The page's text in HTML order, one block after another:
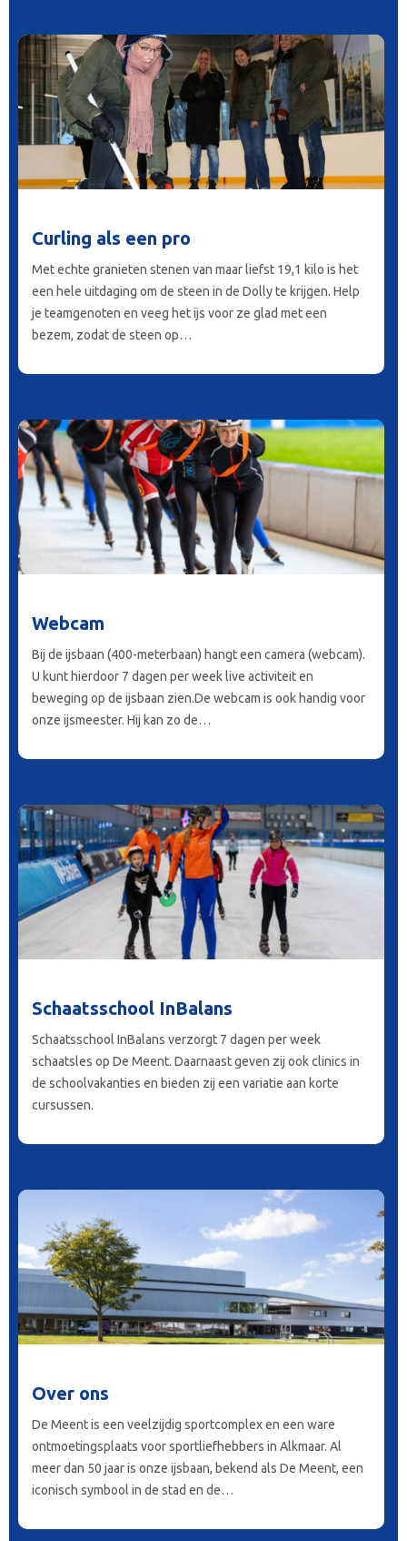
Curling als een pro
Met echte granieten stenen van maar liefst 19,1 kilo is het
een hele uitdaging om de steen in de Dolly te krijgen. Help
je teamgenoten en veeg het ijs voor ze glad met een
bezem, zodat de steen op…
Webcam
Bij de ijsbaan (400-meterbaan) hangt een camera (webcam).
U kunt hierdoor 7 dagen per week live activiteit en
beweging op de ijsbaan zien.De webcam is ook handig voor
onze ijsmeester. Hij kan zo de…
Schaatsschool InBalans
Schaatsschool InBalans verzorgt 7 dagen per week
schaatsles op De Meent. Daarnaast geven zij ook clinics in
de schoolvakanties en bieden zij een variatie aan korte
cursussen.
Over ons
De Meent is een veelzijdig sportcomplex en een ware
ontmoetingsplaats voor sportliefhebbers in Alkmaar. Al
meer dan 50 jaar is onze ijsbaan, bekend als De Meent, een
iconisch symbool in de stad en de…